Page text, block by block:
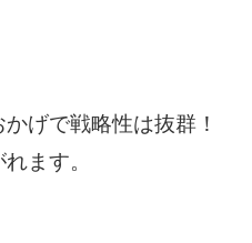
げで戦略性は抜群！
ます。